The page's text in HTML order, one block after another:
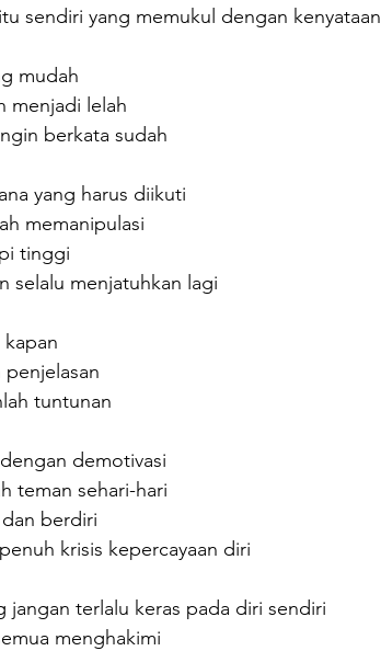
sendiri yang memukul dengan kenyataan
mudah
menjadi lelah
berkata sudah
yang harus diikuti
memanipulasi
tinggi
selalu menjatuhkan lagi
kapan
penjelasan
tuntunan
demotivasi
teman sehari-hari
berdiri
krisis kepercayaan diri
jangan terlalu keras pada diri sendiri
menghakimi